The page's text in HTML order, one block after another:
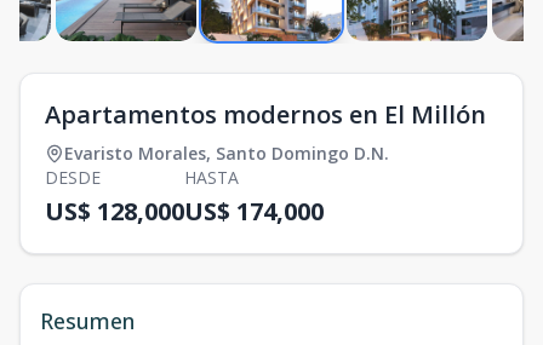
Apartamentos modernos en El Millón
Evaristo Morales, Santo Domingo D.N.
DESDE
US$ 128,000
HASTA
US$ 174,000
Resumen